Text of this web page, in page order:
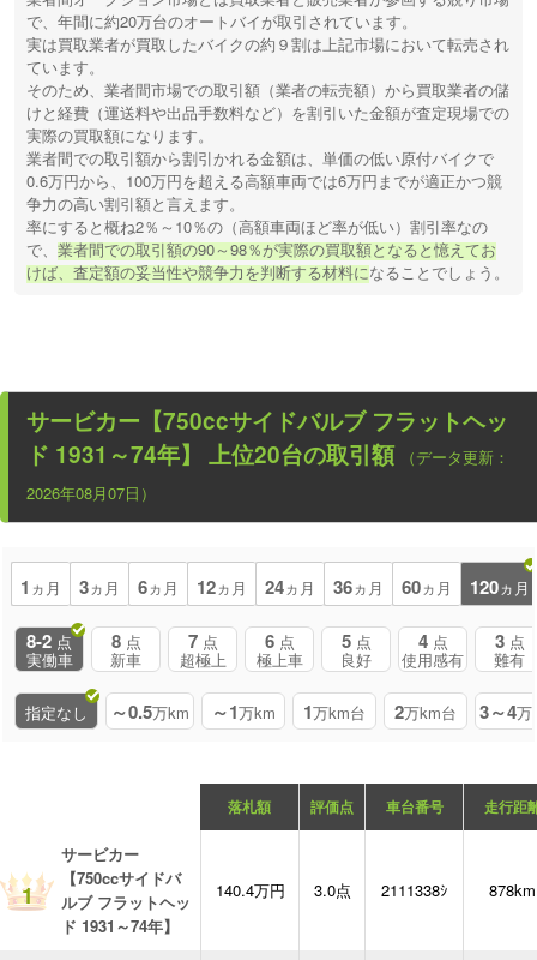
で、年間に約20万台のオートバイが取引されています。
実は買取業者が買取したバイクの約９割は上記市場において転売され
ています。
そのため、業者間市場での取引額（業者の転売額）から買取業者の儲
けと経費（運送料や出品手数料など）を割引いた金額が査定現場での
実際の買取額になります。
業者間での取引額から割引かれる金額は、単価の低い原付バイクで
0.6万円から、100万円を超える高額車両では6万円までが適正かつ競
争力の高い割引額と言えます。
率にすると概ね2％～10％の（高額車両ほど率が低い）割引率なの
で、業者間での取引額の90～98％が実際の買取額となると憶えてお
けば、査定額の妥当性や競争力を判断する材料になることでしょう。
サービカー【750ccサイドバルブ フラットヘッ
ド 1931～74年】 上位20台の取引額
（データ更新：
2026年08月07日）
1 ヵ月 3ヵ月 6ヵ月 12ヵ月 24ヵ月 36ヵ月 60ヵ月 120ヵ月
8-2 点
実働車
8 点
新車
7 点
超極上
6 点
極上車
5 点
良好
4 点
使用感有
3 点
難有
指定なし ～0.5万km ～1万km 1万km台 2万km台 3～4万
落札額 評価点 車台番号 走行距
1
サービカー
【750ccサイドバ
ルブ フラットヘッ
ド 1931～74年】
140.4万円 3.0点 2111338ｼ 878km